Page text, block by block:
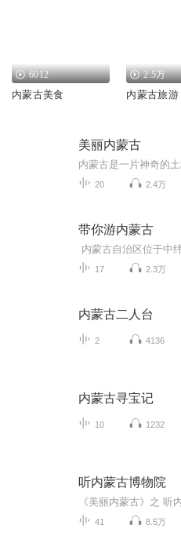
6012
内蒙古美食
2.5万
内蒙古旅游
美丽内蒙古
20 2.4万
带你游内蒙古
17 2.3万
内蒙古二人台
2 4136
内蒙古寻宝记
10 1232
听内蒙古博物院
41 8.5万